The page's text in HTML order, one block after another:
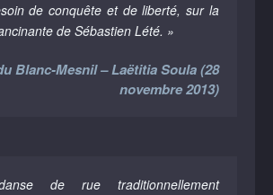
de conquête et de liberté, sur la
de Sébastien Lété. »
Blanc-Mesnil – Laëtitia Soula (28
novembre 2013)
de rue traditionnellement